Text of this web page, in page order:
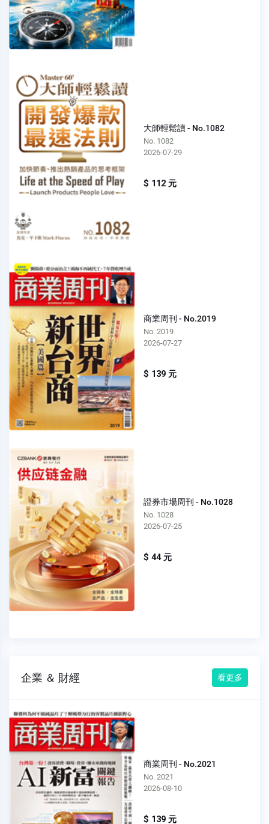
大師輕鬆讀 - No.1082
No. 1082
2026-07-29
$ 112 元
商業周刊 - No.2019
No. 2019
2026-07-27
$ 139 元
證券市場周刊 - No.1028
No. 1028
2026-07-25
$ 44 元
企業 ＆ 財經 看更多
商業周刊 - No.2021
No. 2021
2026-08-10
$ 139 元